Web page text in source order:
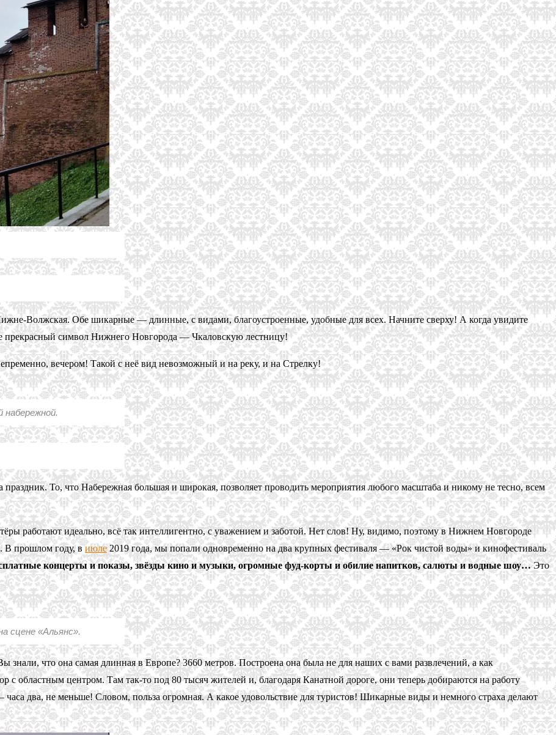
Волжская. Обе шикарные — длинные, с видами, благоустроенные, удобные для всех. Начните сверху! А когда увидите
прекрасный символ Нижнего Новгорода — Чкаловскую лестницу!
вечером! Такой с неё вид невозможный и на реку, и на Стрелку!
набережной.
То, что Набережная большая и широкая, позволяет проводить мероприятия любого масштаба и никому не тесно, всем
работают идеально, всё так интеллигентно, с уважением и заботой. Нет слов! Ну, видимо, поэтому в Нижнем Новгороде
В прошлом году, виюле2019 года, мы попали одновременно на два крупных фестиваля — «Рок чистой воды» и кинофестиваль
концерты и показы, звёзды кино и музыки, огромные фуд-корты и обилие напитков, салюты и водные шоу…Это
сцене «Альянс».
знали, что она самая длинная в Европе? 3660 метров. Построена она была не для наших с вами развлечений, а как
с областным центром. Там так-то под 80 тысяч жителей и, благодаря Канатной дороге, они теперь добираются на работу
два, не меньше! Словом, польза огромная. А какое удовольствие для туристов! Шикарные виды и немного страха делают